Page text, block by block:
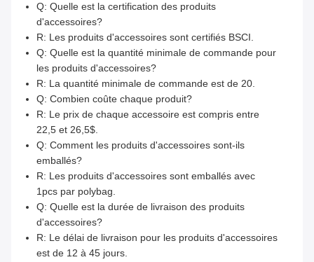
Q: Quelle est la certification des produits
d'accessoires?
R: Les produits d'accessoires sont certifiés BSCI.
Q: Quelle est la quantité minimale de commande pour
les produits d'accessoires?
R: La quantité minimale de commande est de 20.
Q: Combien coûte chaque produit?
R: Le prix de chaque accessoire est compris entre
22,5 et 26,5$.
Q: Comment les produits d'accessoires sont-ils
emballés?
R: Les produits d'accessoires sont emballés avec
1pcs par polybag.
Q: Quelle est la durée de livraison des produits
d'accessoires?
R: Le délai de livraison pour les produits d'accessoires
est de 12 à 45 jours.